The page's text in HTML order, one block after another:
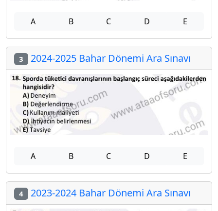
A B C D E
3 2024-2025 Bahar Dönemi Ara Sınavı
A B C D E
4 2023-2024 Bahar Dönemi Ara Sınavı